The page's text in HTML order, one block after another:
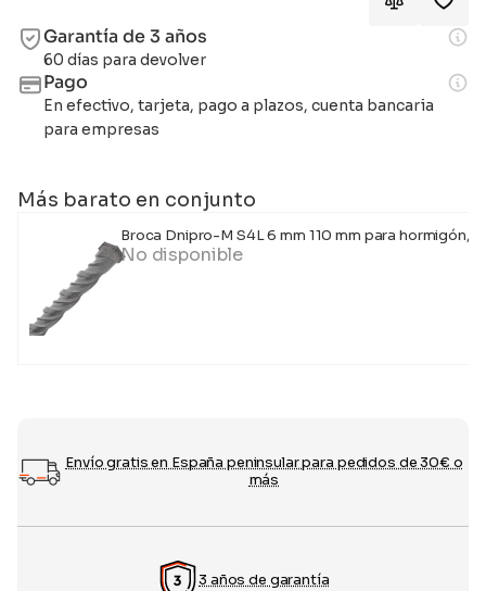
Garantía de 3 años
60 días para devolver
Pago
En efectivo, tarjeta, pago a plazos, cuenta bancaria
para empresas
Más barato en conjunto
Broca Dnipro-M S4L 6 mm 110 mm para hormigón,
No disponible
Envío gratis en España peninsular para pedidos de 30€ o
más
3 años de garantía